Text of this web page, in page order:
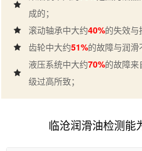
成的；
滚动轴承中大约40%的失效与
齿轮中大约51%的故障与润滑
液压系统中大约70%的故障
级过高所致；
临沧润滑油检测能